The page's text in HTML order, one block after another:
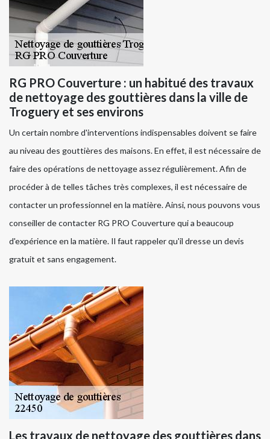
RG PRO Couverture : un habitué des travaux
de nettoyage des gouttières dans la ville de
Troguery et ses environs
Un certain nombre d'interventions indispensables doivent se faire
au niveau des gouttières des maisons. En effet, il est nécessaire de
faire des opérations de nettoyage assez régulièrement. Afin de
procéder à de telles tâches très complexes, il est nécessaire de
contacter un professionnel en la matière. Ainsi, nous pouvons vous
conseiller de contacter RG PRO Couverture qui a beaucoup
d'expérience en la matière. Il faut rappeler qu'il dresse un devis
gratuit et sans engagement.
Les travaux de nettoyage des gouttières dans